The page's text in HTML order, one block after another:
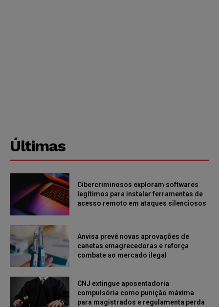
Últimas
Cibercriminosos exploram softwares
legítimos para instalar ferramentas de
acesso remoto em ataques silenciosos
Anvisa prevê novas aprovações de
canetas emagrecedoras e reforça
combate ao mercado ilegal
CNJ extingue aposentadoria
compulsória como punição máxima
para magistrados e regulamenta perda